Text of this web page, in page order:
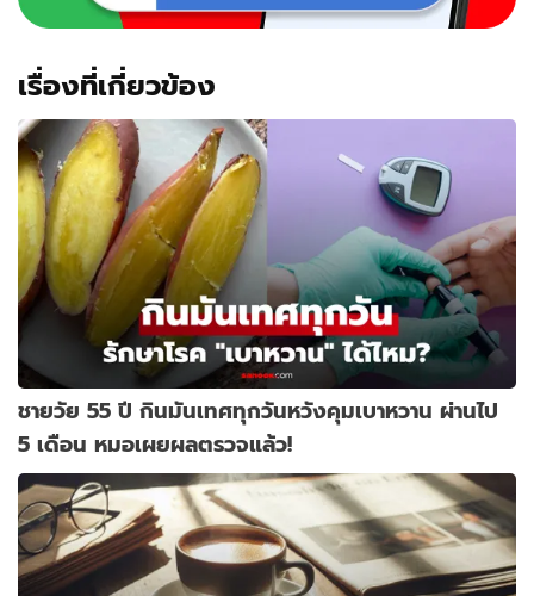
เรื่องที่เกี่ยวข้อง
ชายวัย 55 ปี กินมันเทศทุกวันหวังคุมเบาหวาน ผ่านไป
5 เดือน หมอเผยผลตรวจแล้ว!